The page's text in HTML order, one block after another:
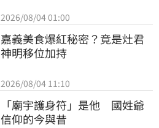
2026/08/04 01:00
嘉義美食爆紅秘密？竟是灶君
神明移位加持
2026/08/04 11:10
「廟宇護身符」是他　國姓爺
信仰的今與昔